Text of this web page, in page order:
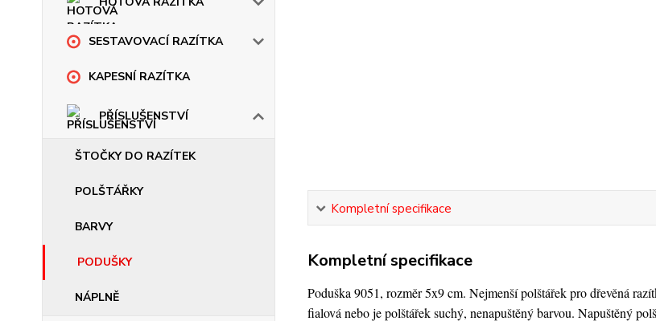
SESTAVOVACÍ RAZÍTKA
KAPESNÍ RAZÍTKA
PŘÍSLUŠENSTVÍ
ŠTOČKY DO RAZÍTEK
POLŠTÁŘKY
BARVY
PODUŠKY
NÁPLNĚ
Kompletní specifikace
Kompletní specifikace
Poduška 9051, rozměr 5x9 cm. Nejmenší polštářek pro dřevěná
fialová nebo je polštářek suchý, nenapuštěný barvou. Napuštěný